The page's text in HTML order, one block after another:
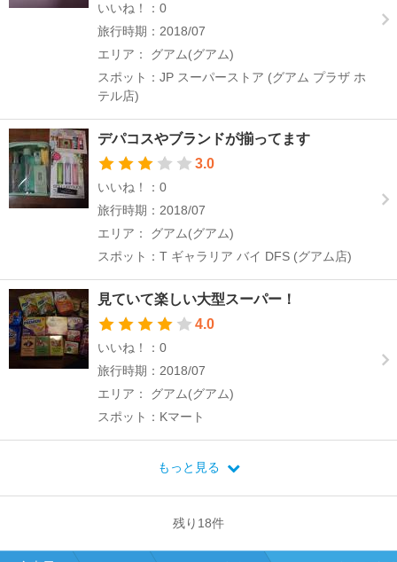
いいね！：0
旅行時期：2018/07
エリア： グアム(グアム)
スポット：JP スーパーストア (グアム プラザ ホ
テル店)
デパコスやブランドが揃ってます
3.0
いいね！：0
旅行時期：2018/07
エリア： グアム(グアム)
スポット：T ギャラリア バイ DFS (グアム店)
見ていて楽しい大型スーパー！
4.0
いいね！：0
旅行時期：2018/07
エリア： グアム(グアム)
スポット：Kマート
もっと見る
残り 18件